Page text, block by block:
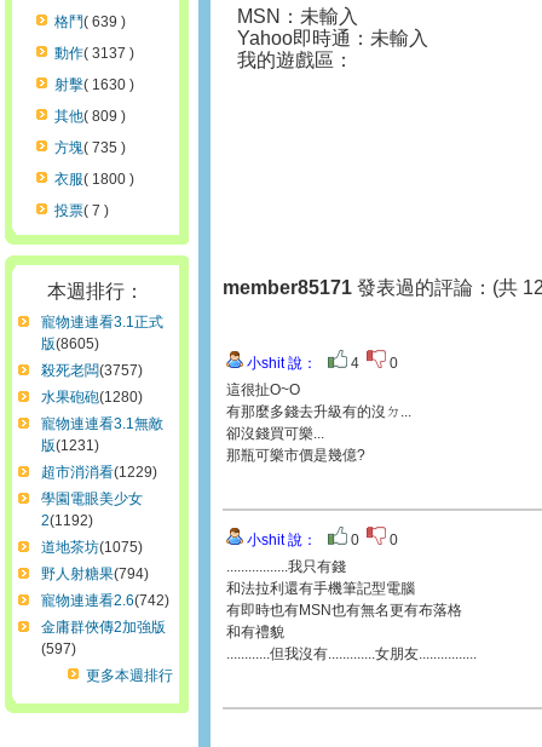
格鬥( 639 )
動作( 3137 )
射擊( 1630 )
其他( 809 )
方塊( 735 )
衣服( 1800 )
投票( 7 )
本週排行：
寵物連連看3.1正式
版(8605)
殺死老闆(3757)
水果砲砲(1280)
寵物連連看3.1無敵
版(1231)
超市消消看(1229)
學園電眼美少女
2(1192)
道地茶坊(1075)
野人射糖果(794)
寵物連連看2.6(742)
金庸群俠傳2加強版
(597)
更多本週排行
MSN：未輸入
Yahoo即時通：未輸入
我的遊戲區：
member85171 發表過的評論：(共
小shit 說： 4
0
這很扯O~O
有那麼多錢去升級有的沒ㄉ...
卻沒錢買可樂...
那瓶可樂市價是幾億?
小shit 說： 0
0
.................我只有錢
和法拉利還有手機筆記型電腦
有即時也有MSN也有無名更有布落格
和有禮貌
............但我沒有.............女朋友................